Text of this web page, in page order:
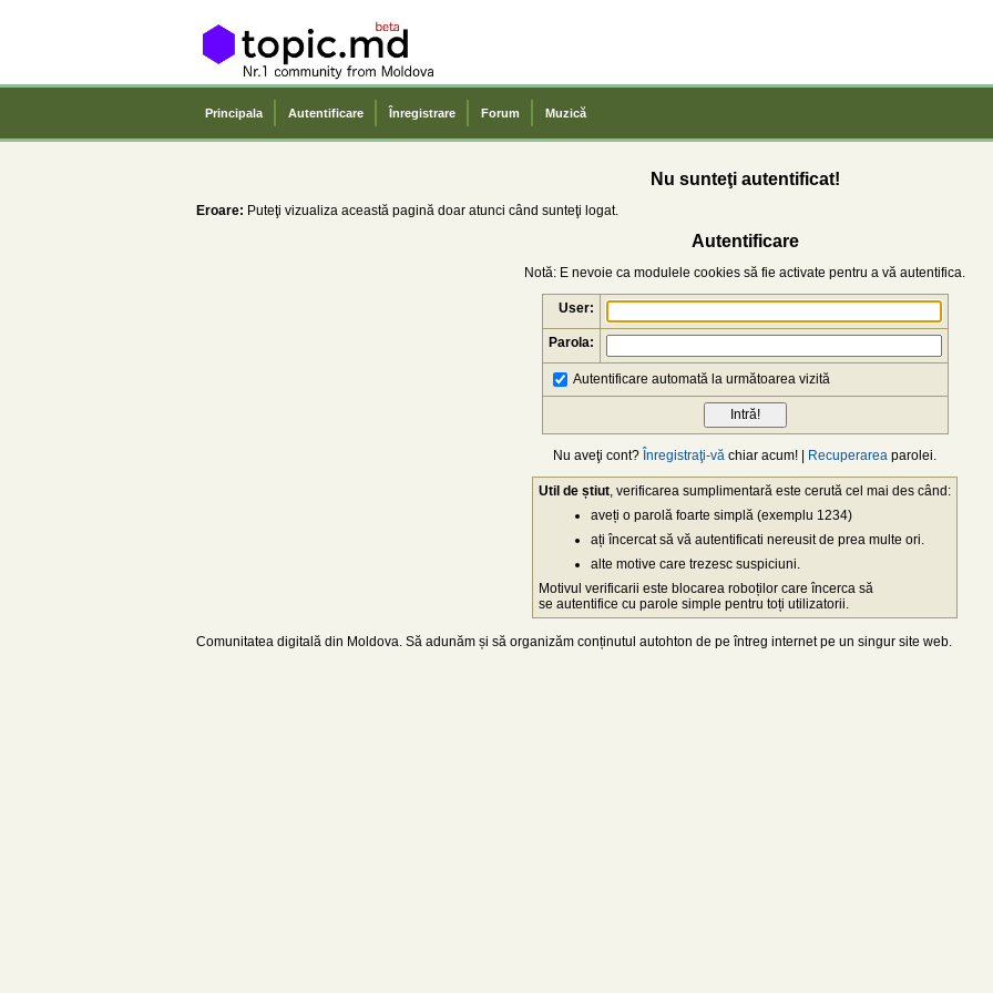
Principala Autentificare Înregistrare Forum Muzică
Nu sunteţi autentificat!
Eroare: Puteţi vizualiza această pagină doar atunci când sunteţi logat.
Autentificare
Notă: E nevoie ca modulele cookies să fie activate pentru a vă autentifica.
User:
Parola:
Autentificare automată la următoarea vizită
Nu aveţi cont? Înregistraţi-vă chiar acum! | Recuperarea parolei.
Util de știut , verificarea sumplimentară este cerută cel mai des când:
aveți o parolă foarte simplă (exemplu 1234)
ați încercat să vă autentificati nereusit de prea multe ori.
alte motive care trezesc suspiciuni.
Motivul verificarii este blocarea roboților care încerca să
se autentifice cu parole simple pentru toți utilizatorii.
Comunitatea digitală din Moldova. Să adunăm și să organizăm conținutul autohton de pe întreg internet pe un singur site web.